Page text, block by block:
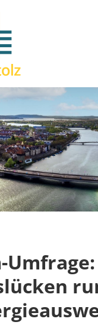
Umfrage: